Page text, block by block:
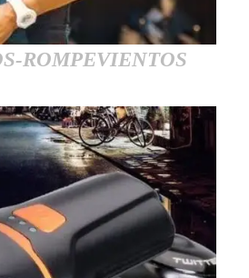
ROMPEVIENTOS